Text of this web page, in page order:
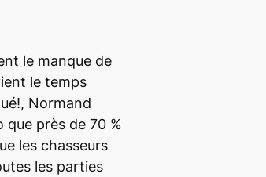
le manque de
le temps
Normand
que près de 70 %
les chasseurs
les parties